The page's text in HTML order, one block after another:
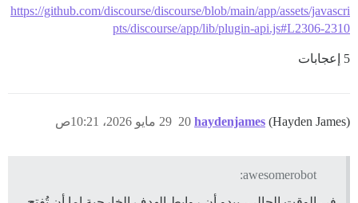
https://github.com/discourse/discourse/blob/main/app/assets/javascri
pts/discourse/app/lib/plugin-api.js#L2306-2310
5 إعجابات
haydenjames (Hayden James) 29 مايو 2026، 10:21ص 20
awesomerobot: